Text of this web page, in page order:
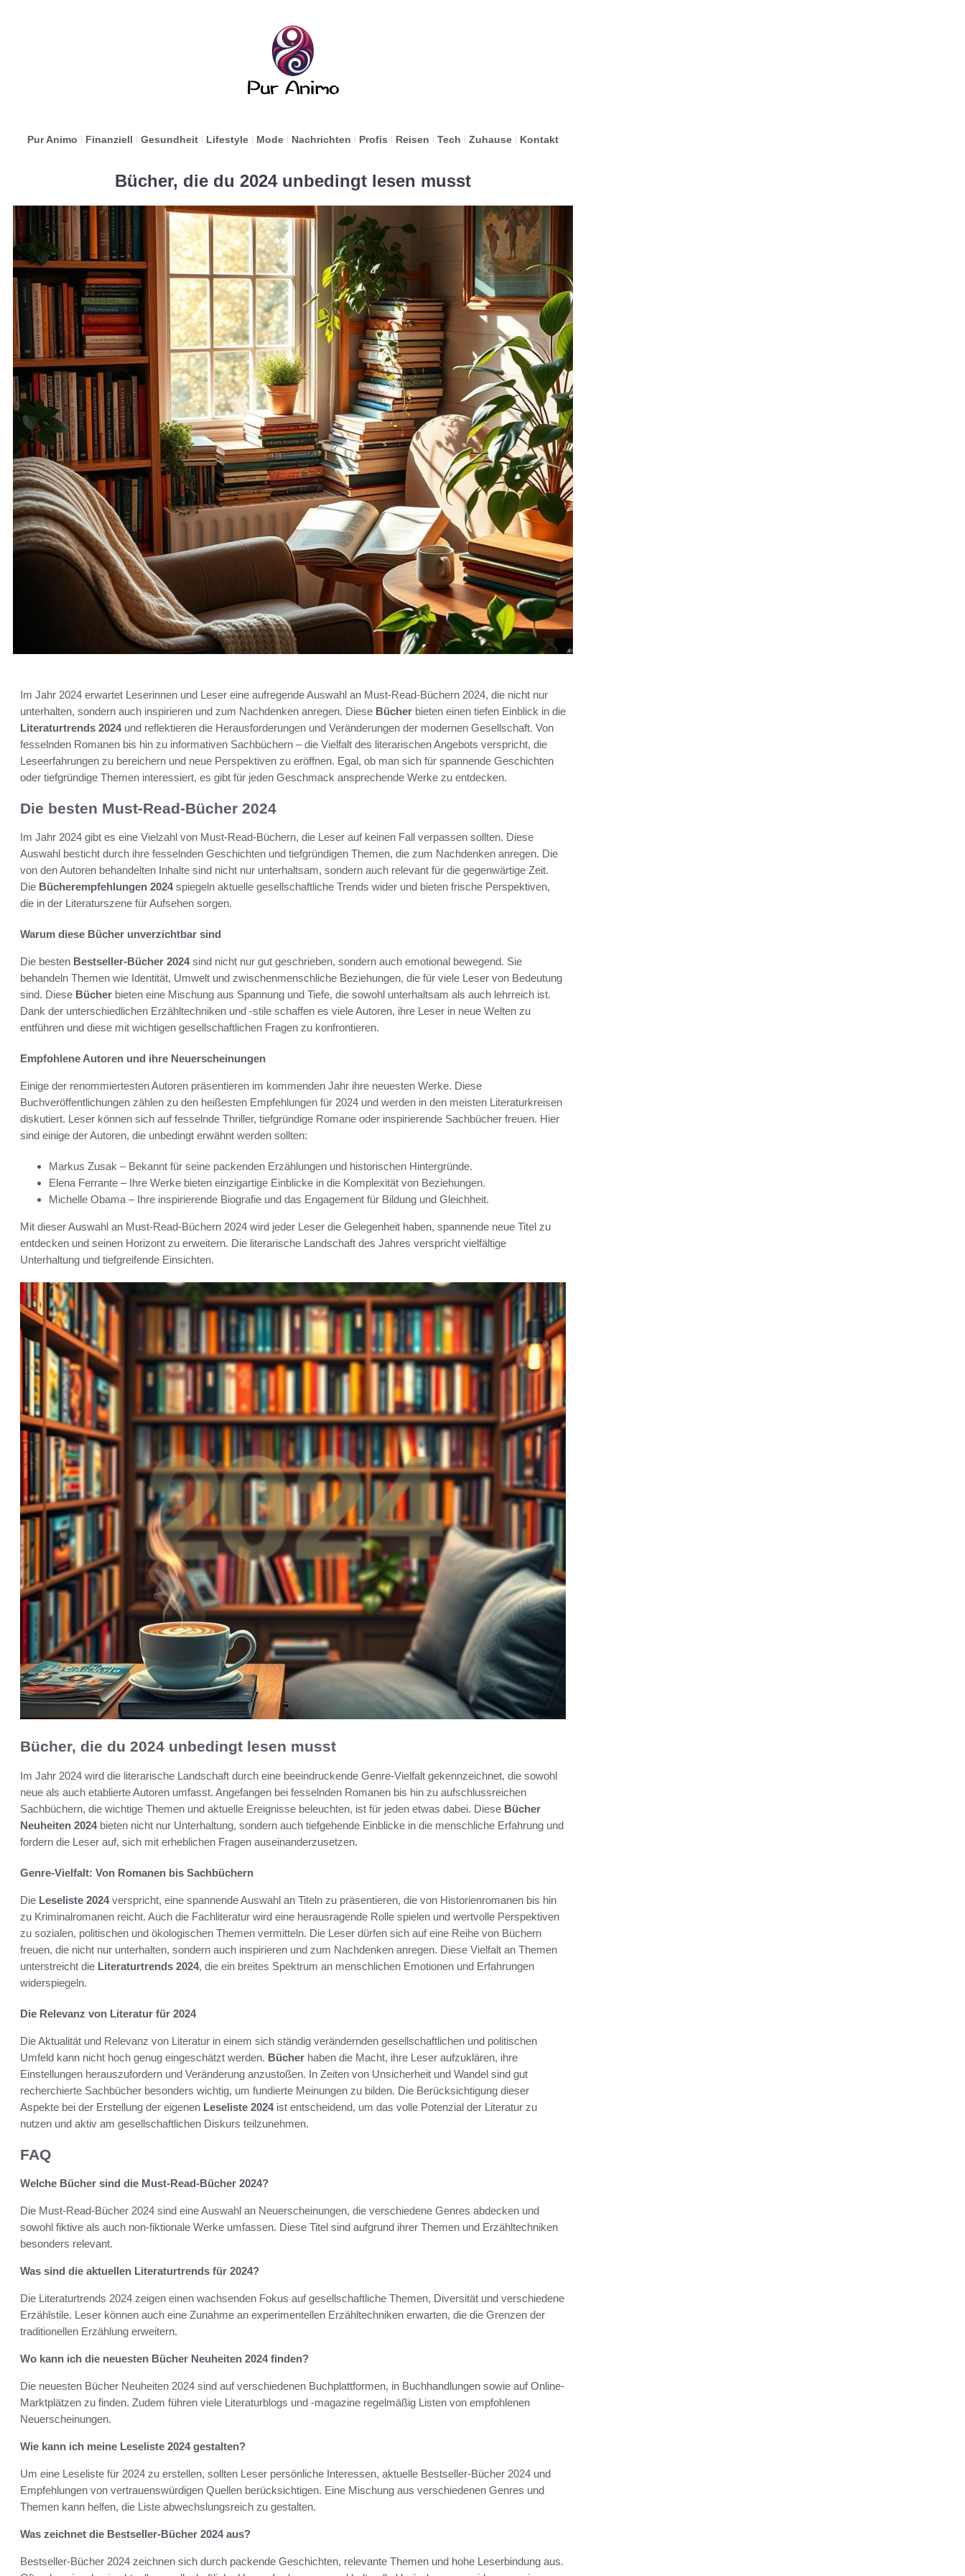
Pur Animo Finanziell Gesundheit Lifestyle Mode Nachrichten Profis Reisen Tech Zuhause Kontakt
Bücher, die du 2024 unbedingt lesen musst
Im Jahr 2024 erwartet Leserinnen und Leser eine aufregende Auswahl an Must-Read-Büchern 2024, die nicht nur
unterhalten, sondern auch inspirieren und zum Nachdenken anregen. Diese Bücher bieten einen tiefen Einblick in die
Literaturtrends 2024und reflektieren die Herausforderungen und Veränderungen der modernen Gesellschaft. Von
fesselnden Romanen bis hin zu informativen Sachbüchern – die Vielfalt des literarischen Angebots verspricht, die
Leseerfahrungen zu bereichern und neue Perspektiven zu eröffnen. Egal, ob man sich für spannende Geschichten
oder tiefgründige Themen interessiert, es gibt für jeden Geschmack ansprechende Werke zu entdecken.
Die besten Must-Read-Bücher 2024
Im Jahr 2024 gibt es eine Vielzahl von Must-Read-Büchern, die Leser auf keinen Fall verpassen sollten. Diese
Auswahl besticht durch ihre fesselnden Geschichten und tiefgründigen Themen, die zum Nachdenken anregen. Die
von den Autoren behandelten Inhalte sind nicht nur unterhaltsam, sondern auch relevant für die gegenwärtige Zeit.
Die Bücherempfehlungen 2024spiegeln aktuelle gesellschaftliche Trends wider und bieten frische Perspektiven,
die in der Literaturszene für Aufsehen sorgen.
Warum diese Bücher unverzichtbar sind
Die besten Bestseller-Bücher 2024sind nicht nur gut geschrieben, sondern auch emotional bewegend. Sie
behandeln Themen wie Identität, Umwelt und zwischenmenschliche Beziehungen, die für viele Leser von Bedeutung
sind. Diese Bücher bieten eine Mischung aus Spannung und Tiefe, die sowohl unterhaltsam als auch lehrreich ist.
Dank der unterschiedlichen Erzähltechniken und -stile schaffen es viele Autoren, ihre Leser in neue Welten zu
entführen und diese mit wichtigen gesellschaftlichen Fragen zu konfrontieren.
Empfohlene Autoren und ihre Neuerscheinungen
Einige der renommiertesten Autoren präsentieren im kommenden Jahr ihre neuesten Werke. Diese
Buchveröffentlichungen zählen zu den heißesten Empfehlungen für 2024 und werden in den meisten Literaturkreisen
diskutiert. Leser können sich auf fesselnde Thriller, tiefgründige Romane oder inspirierende Sachbücher freuen. Hier
sind einige der Autoren, die unbedingt erwähnt werden sollten:
Markus Zusak – Bekannt für seine packenden Erzählungen und historischen Hintergründe.
Elena Ferrante – Ihre Werke bieten einzigartige Einblicke in die Komplexität von Beziehungen.
Michelle Obama – Ihre inspirierende Biografie und das Engagement für Bildung und Gleichheit.
Mit dieser Auswahl an Must-Read-Büchern 2024 wird jeder Leser die Gelegenheit haben, spannende neue Titel zu
entdecken und seinen Horizont zu erweitern. Die literarische Landschaft des Jahres verspricht vielfältige
Unterhaltung und tiefgreifende Einsichten.
Bücher, die du 2024 unbedingt lesen musst
Im Jahr 2024 wird die literarische Landschaft durch eine beeindruckende Genre-Vielfalt gekennzeichnet, die sowohl
neue als auch etablierte Autoren umfasst. Angefangen bei fesselnden Romanen bis hin zu aufschlussreichen
Sachbüchern, die wichtige Themen und aktuelle Ereignisse beleuchten, ist für jeden etwas dabei. Diese Bücher
Neuheiten 2024bieten nicht nur Unterhaltung, sondern auch tiefgehende Einblicke in die menschliche Erfahrung und
fordern die Leser auf, sich mit erheblichen Fragen auseinanderzusetzen.
Genre-Vielfalt: Von Romanen bis Sachbüchern
Die Leseliste 2024verspricht, eine spannende Auswahl an Titeln zu präsentieren, die von Historienromanen bis hin
zu Kriminalromanen reicht. Auch die Fachliteratur wird eine herausragende Rolle spielen und wertvolle Perspektiven
zu sozialen, politischen und ökologischen Themen vermitteln. Die Leser dürfen sich auf eine Reihe von Büchern
freuen, die nicht nur unterhalten, sondern auch inspirieren und zum Nachdenken anregen. Diese Vielfalt an Themen
unterstreicht die Literaturtrends 2024, die ein breites Spektrum an menschlichen Emotionen und Erfahrungen
widerspiegeln.
Die Relevanz von Literatur für 2024
Die Aktualität und Relevanz von Literatur in einem sich ständig verändernden gesellschaftlichen und politischen
Umfeld kann nicht hoch genug eingeschätzt werden. Bücher haben die Macht, ihre Leser aufzuklären, ihre
Einstellungen herauszufordern und Veränderung anzustoßen. In Zeiten von Unsicherheit und Wandel sind gut
recherchierte Sachbücher besonders wichtig, um fundierte Meinungen zu bilden. Die Berücksichtigung dieser
Aspekte bei der Erstellung der eigenen Leseliste 2024ist entscheidend, um das volle Potenzial der Literatur zu
nutzen und aktiv am gesellschaftlichen Diskurs teilzunehmen.
FAQ
Welche Bücher sind die Must-Read-Bücher 2024?
Die Must-Read-Bücher 2024 sind eine Auswahl an Neuerscheinungen, die verschiedene Genres abdecken und
sowohl fiktive als auch non-fiktionale Werke umfassen. Diese Titel sind aufgrund ihrer Themen und Erzähltechniken
besonders relevant.
Was sind die aktuellen Literaturtrends für 2024?
Die Literaturtrends 2024 zeigen einen wachsenden Fokus auf gesellschaftliche Themen, Diversität und verschiedene
Erzählstile. Leser können auch eine Zunahme an experimentellen Erzähltechniken erwarten, die die Grenzen der
traditionellen Erzählung erweitern.
Wo kann ich die neuesten Bücher Neuheiten 2024 finden?
Die neuesten Bücher Neuheiten 2024 sind auf verschiedenen Buchplattformen, in Buchhandlungen sowie auf Online-
Marktplätzen zu finden. Zudem führen viele Literaturblogs und -magazine regelmäßig Listen von empfohlenen
Neuerscheinungen.
Wie kann ich meine Leseliste 2024 gestalten?
Um eine Leseliste für 2024 zu erstellen, sollten Leser persönliche Interessen, aktuelle Bestseller-Bücher 2024 und
Empfehlungen von vertrauenswürdigen Quellen berücksichtigen. Eine Mischung aus verschiedenen Genres und
Themen kann helfen, die Liste abwechslungsreich zu gestalten.
Was zeichnet die Bestseller-Bücher 2024 aus?
Bestseller-Bücher 2024 zeichnen sich durch packende Geschichten, relevante Themen und hohe Leserbindung aus.